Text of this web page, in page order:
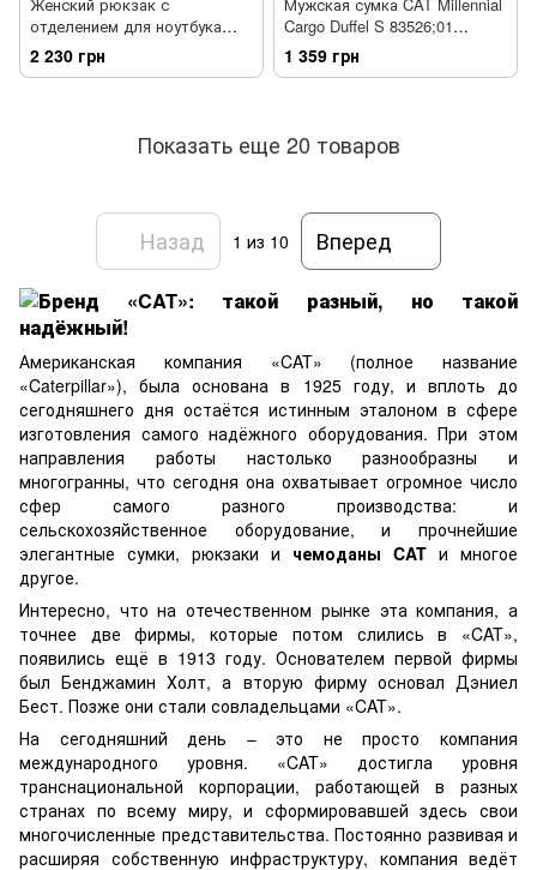
отделением для ноутбука
CAT Selfie 83296;129 розовый
2 230 грн
Cargo Duffel S 83526;01
черный
1 359 грн
Показать еще 20 товаров
Назад 1 из 10 Вперед
Бренд «CAT»: такой разный, но такой
надёжный!
Американская компания «CAT» (полное название
«Caterpillar»), была основана в 1925 году, и вплоть до
сегодняшнего дня остаётся истинным эталоном в сфере
изготовления самого надёжного оборудования. При этом
направления работы настолько разнообразны и
многогранны, что сегодня она охватывает огромное число
сфер самого разного производства: и
сельскохозяйственное оборудование, и прочнейшие
элегантные сумки, рюкзаки и чемоданы CAT и многое
другое.
Интересно, что на отечественном рынке эта компания, а
точнее две фирмы, которые потом слились в «CAT»,
появились ещё в 1913 году. Основателем первой фирмы
был Бенджамин Холт, а вторую фирму основал Дэниел
Бест. Позже они стали совладельцами «CAT».
На сегодняшний день – это не просто компания
международного уровня. «CAT» достигла уровня
транснациональной корпорации, работающей в разных
странах по всему миру, и сформировавшей здесь свои
многочисленные представительства. Постоянно развивая и
расширяя собственную инфраструктуру, компания ведёт